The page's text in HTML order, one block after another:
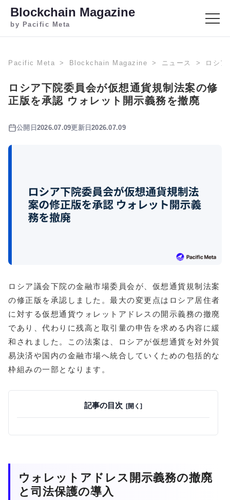
Blockchain Magazine
by Pacific Meta
Pacific Meta Blockchain Magazine ニュース ロシ
ロシア下院委員会が仮想通貨規制法案の修
正版を承認 ウォレット開示義務を撤廃
公開日 2026.07.09更新日2026.07.09
ロシア議会下院の金融市場委員会が、仮想通貨規制法案
の修正版を承認しました。最大の変更点はロシア居住者
に対する仮想通貨ウォレットアドレスの開示義務の撤廃
であり、代わりに残高と取引量の申告を求める内容に緩
和されました。この法案は、ロシアが仮想通貨を対外貿
易決済や国内の金融市場へ統合していくための包括的な
枠組みの一部となります。
記事の目次
ウォレットアドレス開示義務の撤廃
と司法保護の導入